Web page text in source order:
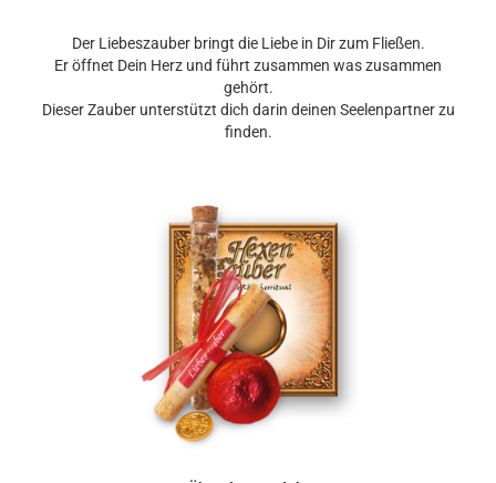
Der Liebeszauber bringt die Liebe in Dir zum Fließen.
Er öffnet Dein Herz und führt zusammen was zusammen
gehört.
Dieser Zauber unterstützt dich darin deinen Seelenpartner zu
finden.